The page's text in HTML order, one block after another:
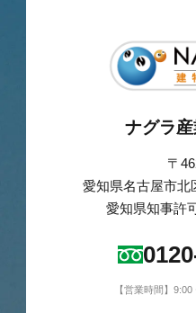
ナグラ
〒
愛知県名古屋市北
愛知県知事許
【営業時間】